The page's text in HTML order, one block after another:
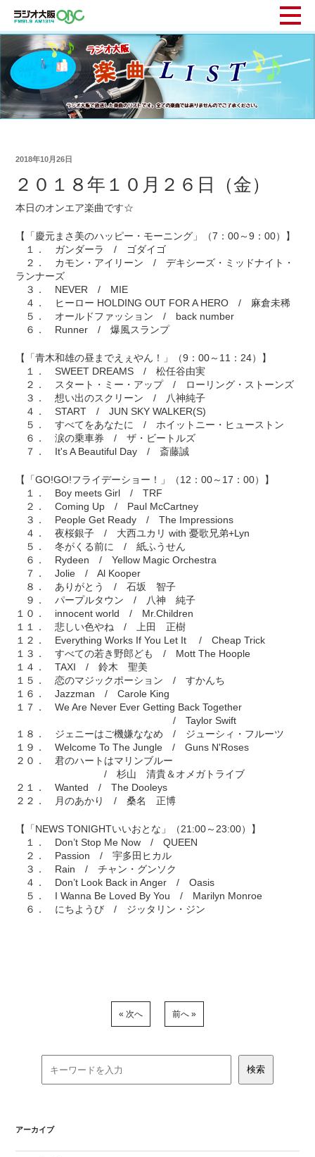
2018年10月26日
２０１８年１０月２６日（金）
本日のオンエア楽曲です☆
【「慶元まさ美のハッピー・モーニング」（7：00～9：00）】
１． ガンダーラ / ゴダイゴ
２． カモン・アイリーン / デキシーズ・ミッドナイト・
ランナーズ
３． NEVER / MIE
４． ヒーロー HOLDING OUT FOR A HERO / 麻倉未稀
５． オールドファッション / back number
６． Runner / 爆風スランプ
【「青木和雄の昼までえぇやん！」（9：00～11：24）】
１． SWEET DREAMS / 松任谷由実
２． スタート・ミー・アップ / ローリング・ストーンズ
３． 想い出のスクリーン / 八神純子
４． START / JUN SKY WALKER(S)
５． すべてをあなたに / ホイットニー・ヒューストン
６． 涙の乗車券 / ザ・ビートルズ
７． It's A Beautiful Day / 斎藤誠
【「GO!GO!フライデーショー！」（12：00～17：00）】
１． Boy meets Girl / TRF
２． Coming Up / Paul McCartney
３． People Get Ready / The Impressions
４． 夜桜銀子 / 大西ユカリ with 憂歌兄弟+Lyn
５． 冬がくる前に / 紙ふうせん
６． Rydeen / Yellow Magic Orchestra
７． Jolie / Al Kooper
８． ありがとう / 石坂 智子
９． パープルタウン / 八神 純子
１０． innocent world / Mr.Children
１１． 悲しい色やね / 上田 正樹
１２． Everything Works If You Let It / Cheap Trick
１３． すべての若き野郎ども / Mott The Hoople
１４． TAXI / 鈴木 聖美
１５． 恋のマジックポーション / すかんち
１６． Jazzman / Carole King
１７． We Are Never Ever Getting Back Together
/ Taylor Swift
１８． ジェニーはご機嫌ななめ / ジューシィ・フルーツ
１９． Welcome To The Jungle / Guns N'Roses
２０． 君のハートはマリンブルー
/ 杉山 清貴＆オメガトライブ
２１． Wanted / The Dooleys
２２． 月のあかり / 桑名 正博
【「NEWS TONIGHTいいおとな」（21:00～23:00）】
１． Don’t Stop Me Now / QUEEN
２． Passion / 宇多田ヒカル
３． Rain / チャン・グンソク
４． Don’t Look Back in Anger / Oasis
５． I Wanna Be Loved By You / Marilyn Monroe
６． にちようび / ジッタリン・ジン
« 次へ 前へ »
アーカイブ